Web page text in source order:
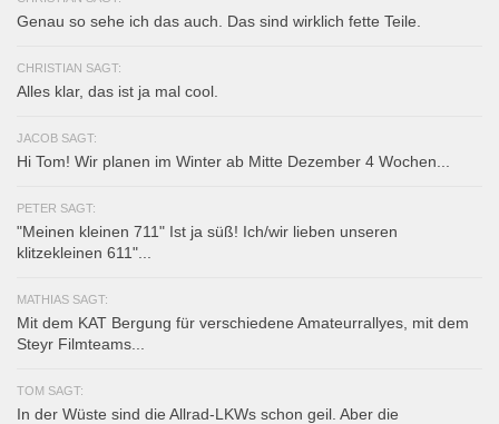
Genau so sehe ich das auch. Das sind wirklich fette Teile.
CHRISTIAN SAGT:
Alles klar, das ist ja mal cool.
JACOB SAGT:
Hi Tom! Wir planen im Winter ab Mitte Dezember 4 Wochen...
PETER SAGT:
"Meinen kleinen 711" Ist ja süß! Ich/wir lieben unseren
klitzekleinen 611"...
MATHIAS SAGT:
Mit dem KAT Bergung für verschiedene Amateurrallyes, mit dem
Steyr Filmteams...
TOM SAGT:
In der Wüste sind die Allrad-LKWs schon geil. Aber die